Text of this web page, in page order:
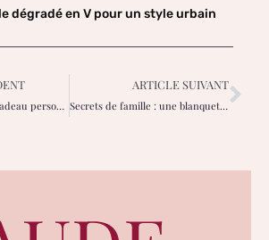
dégradé en V pour un style urbain
Pourquoi offrir un cadeau personnalisé fait toujours la différence
ARTICLE SUIVANT
Secrets de famille : une blanquette de veau nostalgique à partager